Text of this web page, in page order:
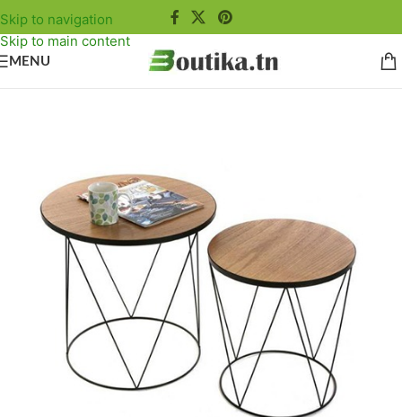
Skip to navigation
Skip to main content
MENU